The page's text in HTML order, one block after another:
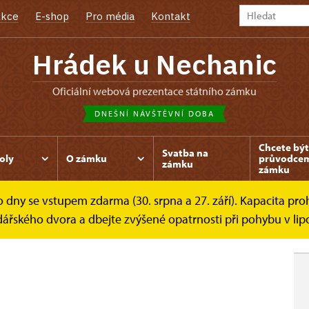
E-shop Pro média Kontakt
Hrádek u Nechanic
oficiální webová prezentace státního zámku
DNEŠNÍ NÁVŠTĚVNÍ DOBA
O zámku
Svatba na
zámku
Chcete být
zámku
dny se vstupem zdarma (30. srpna a 27. září). Kapacita
dvora a dbejte zvýšené opatrnosti při pohybu v
Prohlídkové okruhy Hostinské pokoje